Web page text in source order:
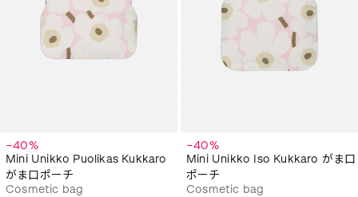
−40%
Mini Unikko Puolikas Kukkaro
がま口ポーチ
Cosmetic bag
−40%
Mini Unikko Iso Kukkaro がま口
ポーチ
Cosmetic bag